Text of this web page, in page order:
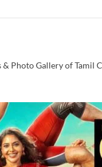
Photo Gallery of Tamil